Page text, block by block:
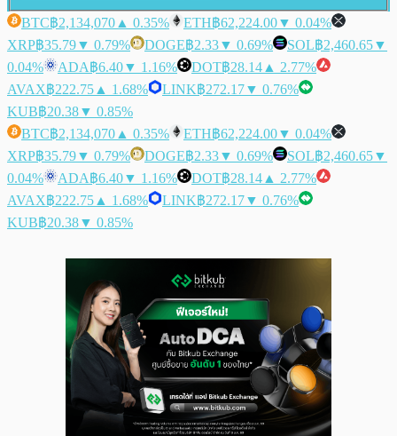
BTC฿2,134,070 ▲ 0.35% ETH฿62,224.00▼ 0.04%
XRP฿35.79▼ 0.79% DOGE฿2.33▼ 0.69% SOL฿2,460.65▼
0.04%
ADA฿6.40▼ 1.16% DOT฿28.14 ▲ 2.77%
AVAX฿222.75 ▲ 1.68% LINK฿272.17▼ 0.76%
KUB฿20.38▼ 0.85%
BTC฿2,134,070 ▲ 0.35% ETH฿62,224.00▼ 0.04%
XRP฿35.79▼ 0.79% DOGE฿2.33▼ 0.69% SOL฿2,460.65▼
0.04%
ADA฿6.40▼ 1.16% DOT฿28.14 ▲ 2.77%
AVAX฿222.75 ▲ 1.68% LINK฿272.17▼ 0.76%
KUB฿20.38▼ 0.85%